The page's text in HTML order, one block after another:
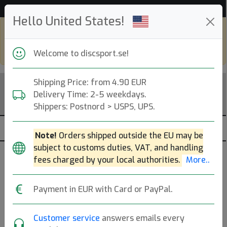
Hello United States!
Welcome to discsport.se!
Shipping Price: from 4.90 EUR
Delivery Time: 2-5 weekdays.
Shippers: Postnord > USPS, UPS.
Note! Orders shipped outside the EU may be
subject to customs duties, VAT, and handling
fees charged by your local authorities. More..
Payment in EUR with Card or PayPal.
Customer service answers emails every
go todiscsport.com
Speed 5
Grundregel: Mer speed = bredare rim och mer fade.